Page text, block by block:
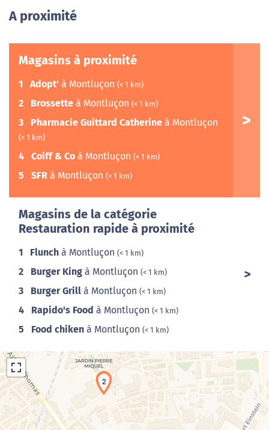
A proximité
Magasins à proximité
1 Adopt' à Montluçon (< 1 km)
2 Brossette à Montluçon (< 1 km)
3 Pharmacie Guittard Catherine à Montluçon
(< 1 km)
4 Coiff & Co à Montluçon (< 1 km)
5 SFR à Montluçon (< 1 km)
Magasins de la catégorie
Restauration rapide à proximité
1 Flunch à Montluçon (< 1 km)
2 Burger King à Montluçon (< 1 km)
3 Burger Grill à Montluçon (< 1 km)
4 Rapido's Food à Montluçon (< 1 km)
5 Food chiken à Montluçon (< 1 km)
2